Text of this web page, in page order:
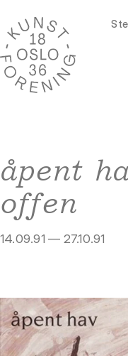
åpent
offen
14.09.91 — 27.10.91